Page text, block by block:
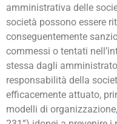
amministrativa delle
società possono essere
conseguentemente
commessi o tentati
stessa dagli
responsabilità della
efficacemente attuato,
modelli di